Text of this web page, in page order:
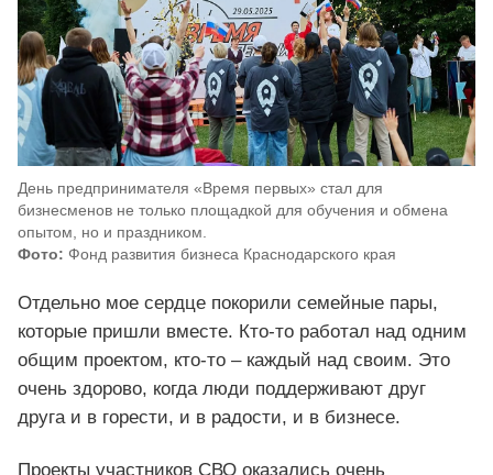
День предпринимателя «Время первых» стал для
бизнесменов не только площадкой для обучения и обмена
опытом, но и праздником.
Фото: Фонд развития бизнеса Краснодарского края
Отдельно мое сердце покорили семейные пары,
которые пришли вместе. Кто-то работал над одним
общим проектом, кто-то – каждый над своим. Это
очень здорово, когда люди поддерживают друг
друга и в горести, и в радости, и в бизнесе.
Проекты участников СВО оказались очень